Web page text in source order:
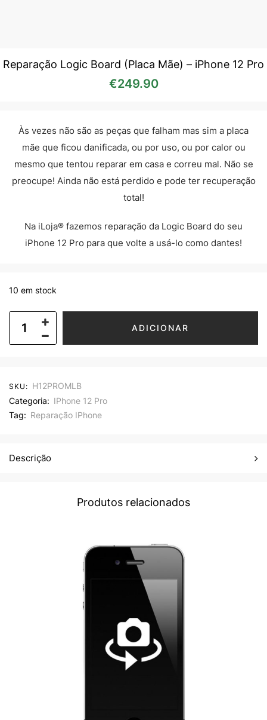
Reparação Logic Board (Placa Mãe) – iPhone 12 Pro
€249.90
Às vezes não são as peças que falham mas sim a placa
mãe que ficou danificada, ou por uso, ou por calor ou
mesmo que tentou reparar em casa e correu mal. Não se
preocupe! Ainda não está perdido e pode ter recuperação
total!
Na iLoja® fazemos reparação da Logic Board do seu
iPhone 12 Pro para que volte a usá-lo como dantes!
10 em stock
ADICIONAR
SKU: H12PROMLB
Categoria: IPhone 12 Pro
Tag: Reparação IPhone
Descrição
Produtos relacionados